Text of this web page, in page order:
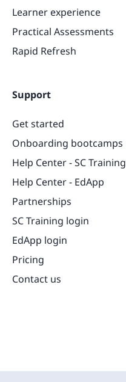
Learner experience
Practical Assessments
Rapid Refresh
Support
Get started
Onboarding bootcamps
Help Center - SC Training
Help Center - EdApp
Partnerships
SC Training login
EdApp login
Pricing
Contact us